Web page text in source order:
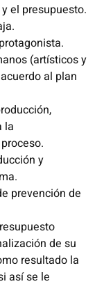
el presupuesto.
(artísticos y
al plan
la
y
prevención de
de su
resultado la
así se le